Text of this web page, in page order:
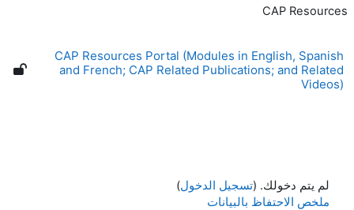
CAP Resources
CAP Resources Portal (Modules in English, Spanish
and French; CAP Related Publications; and Related
Videos)
لم يتم دخولك. (تسجيل الدخول)
ملخص الاحتفاظ بالبيانات